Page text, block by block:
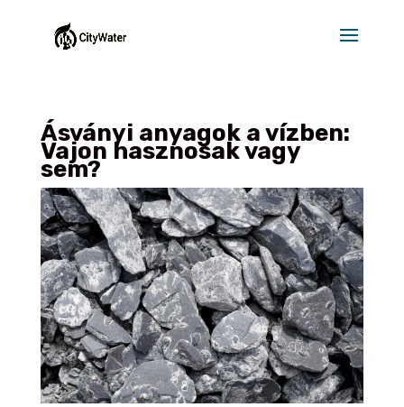
Ásványi anyagok a vízben:
Vajon hasznosak vagy
sem?